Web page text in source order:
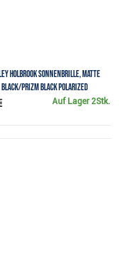
Holbrook Sonnenbrille, Matte
Black/PRIZM Black Polarized
Auf Lager2Stk.